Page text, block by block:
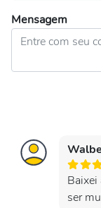
Mensagem
Baixei
ser